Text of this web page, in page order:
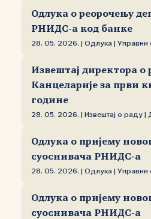
Одлука о реорочењу
РНИДС‑а код банке
28. 05. 2026. | Одлука | Управни
Извештај директора о
Канцеларије за први
године
28. 05. 2026. | Извештај о раду |
Одлука о пријему
суоснивача РНИДС‑а
28. 05. 2026. | Одлука | Управни
Одлука о пријему
суоснивача РНИДС‑а